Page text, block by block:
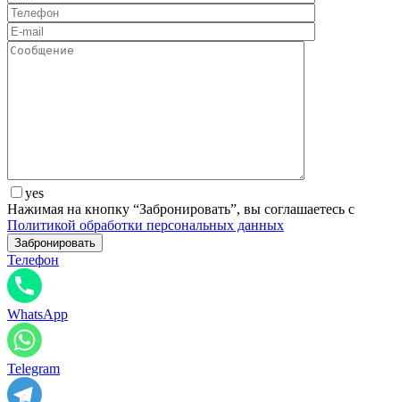
yes
Нажимая на кнопку “Забронировать”, вы соглашаетесь с
Политикой обработки персональных данных
Телефон
WhatsApp
Telegram